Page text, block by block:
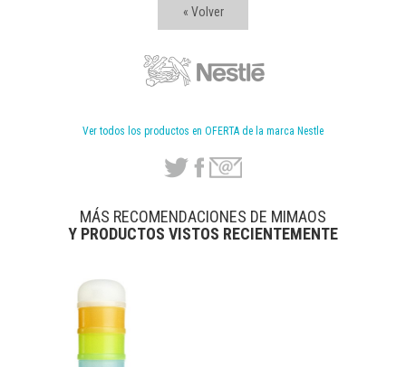
« Volver
Ver todos los productos en OFERTA de la marca Nestle
MÁS RECOMENDACIONES DE MIMAOS
Y PRODUCTOS VISTOS RECIENTEMENTE